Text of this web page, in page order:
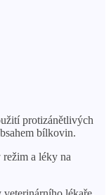
protizánětlivých
bílkovin.
a léky na